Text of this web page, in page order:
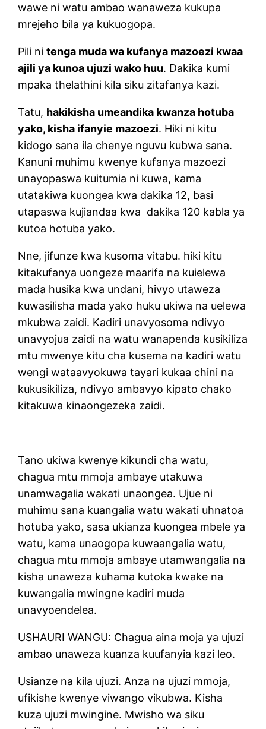
wawe ni watu ambao wanaweza kukupa
mrejeho bila ya kukuogopa.
Pili nitenga muda wa kufanya mazoezi kwaa
ajili ya kunoa ujuzi wako huu. Dakika kumi
mpaka thelathini kila siku zitafanya kazi.
Tatu, hakikisha umeandika kwanza hotuba
yako, kisha ifanyie mazoezi. Hiki ni kitu
kidogo sana ila chenye nguvu kubwa sana.
Kanuni muhimu kwenye kufanya mazoezi
unayopaswa kuitumia ni kuwa, kama
utatakiwa kuongea kwa dakika 12, basi
utapaswa kujiandaa kwa dakika 120 kabla ya
kutoa hotuba yako.
Nne, jifunze kwa kusoma vitabu. hiki kitu
kitakufanya uongeze maarifa na kuielewa
mada husika kwa undani, hivyo utaweza
kuwasilisha mada yako huku ukiwa na uelewa
mkubwa zaidi. Kadiri unavyosoma ndivyo
unavyojua zaidi na watu wanapenda kusikiliza
mtu mwenye kitu cha kusema na kadiri watu
wengi wataavyokuwa tayari kukaa chini na
kukusikiliza, ndivyo ambavyo kipato chako
kitakuwa kinaongezeka zaidi.
Tano ukiwa kwenye kikundi cha watu,
chagua mtu mmoja ambaye utakuwa
unamwagalia wakati unaongea. Ujue ni
muhimu sana kuangalia watu wakati uhnatoa
hotuba yako, sasa ukianza kuongea mbele ya
watu, kama unaogopa kuwaangalia watu,
chagua mtu mmoja ambaye utamwangalia na
kisha unaweza kuhama kutoka kwake na
kuwangalia mwingne kadiri muda
unavyoendelea.
USHAURI WANGU: Chagua aina moja ya ujuzi
ambao unaweza kuanza kuufanyia kazi leo.
Usianze na kila ujuzi. Anza na ujuzi mmoja,
ufikishe kwenye viwango vikubwa. Kisha
kuza ujuzi mwingine. Mwisho wa siku